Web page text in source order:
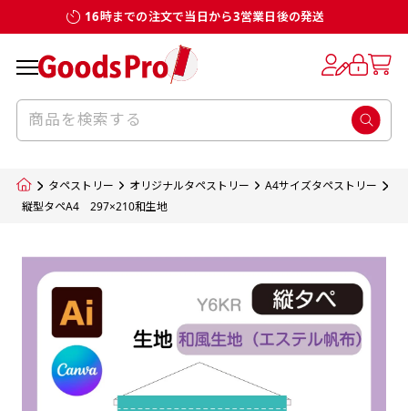
16時までの注文で当日から3営業日後の発送
タペストリー オリジナルタペストリー
A4サイズタペストリー
縦型タペA4 297×210和生地
内容 単価 金額
合計金額 ¥0 （税込）
カートに入れる
お客様からのデータ入稿でのぼり旗を製作
する場合
入稿いただくデータは基本的にイラストレー
のデータとさせていただいております。
いただく必要があります。（概ね原寸サイズ
で解像度200dp以上必要です）当社の取り扱
いの規格サイズにつきましてはデザインテン
プレートの用意がありますので、ご購入後マ
イページの「購入履歴」よりダウンロードし
てご利用くださいませ。
デザイン変更なしでのご注文となります。
ルで製品デザインをしたデザインそのものを
指します。当グッズプロで販売として取り扱っ
該当いたします。既製のデザインを応用して自
分だけののぼり旗をつくりたい！などのデザ
イン改造や既製デザインに自分たちの団体の
名前入れや会社のロゴなどを挿入するなどの
相談もお請けしております。
のぼり旗のデザインをする際に、考えると良
のぼり旗のデザインとしては基本的に左側と
上側にポールを通すミミ（業界用語でチチと
ただ、お客様の飾り付けたい場所の風向きを
少し考えると
もしかしたら左側と上についているよりも右
側と上についていた方が良いと思うかもしれ
ません。
風向きを考えながらチチの向きを決めてから
サイズ一覧
既製品のサイズについては以下のサイズ表の通
お客様オリジナルサイズで製作をしたい場合
につきましてはお気軽にご相談ください。
みする都合や・最終的なカットをする際の都合
など）のでサイズの指定につきましてはｍｍ単
位は不可となります。最終的なサイズも多少の
ズレ5ｍｍ程度は起きる可能性があります。
サイズ一覧
既製品のサイズについては以下のサイズ表の通
お客様オリジナルサイズで製作をしたい場合
につきましてはお気軽にご相談ください。
みする都合や・最終的なカットをする際の都合
など）のでサイズの指定につきましてはｍｍ単
位は不可となります。最終的なサイズも多少の
ズレ5ｍｍ程度は起きる可能性があります。
一般的にはチチの位置はのぼり旗に対して上
ポールに通す際には上辺２か所に対してチチ
が左右どちらでものぼり旗自体をポールにく
棒袋縫い加工
生地のふちを大きく棒袋状に縫いこみポール
を通す筒をつくります。ポール自体を包み込
むため、耐久性があがり、デザインがより目
のぼり旗のチチについて
一般的にはチチの位置はのぼり旗に対して上
ポールに通す際には上辺２か所に対してチチ
が左右どちらでものぼり旗自体をポールにく
棒袋縫い加工
生地のふちを大きく棒袋状に縫いこみポール
を通す筒をつくります。ポール自体を包み込
むため、耐久性があがり、デザインがより目
補強縫製って何？
補強縫製とはヒートカッター（熱で焼き切る
をあげるために折り返し縫いをすることで風
の影響を受けやすい四辺の強度を増す加工で
各辺のおおむね3～5ｍｍ程度を折り返し、縫
い糸を走らせて補強します。加工をすることで
のぼり旗の１辺～４辺は折り返し加工されま
すのでその部分のホツレや裂けてしまうこと
を防止する効果があります。
生地の種類
ポンジ（一般）
一般的なのぼり旗の生地はポンジといわれる
厚みが約0.14ｍｍのとても薄い生地を使用し
スリット（切り込み）加工とは？
スリット（切り込み）を入れることで横幕が
疑似的にのれんのように見せるための加工手
法です。
1本（2分割）
［ +33円 ］
［ +66円 ］